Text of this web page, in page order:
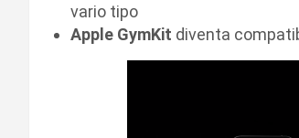
vario tipo
Apple GymKit diventa